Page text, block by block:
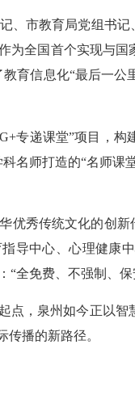
市教育局党组书记
为全国首个实现与
育信息化“最后一公
递课堂”项目，构
科名师打造的“名师
秀传统文化的创新
导中心、心理健康
“全免费、不强制、
，泉州如今正以智
传播的新路径。